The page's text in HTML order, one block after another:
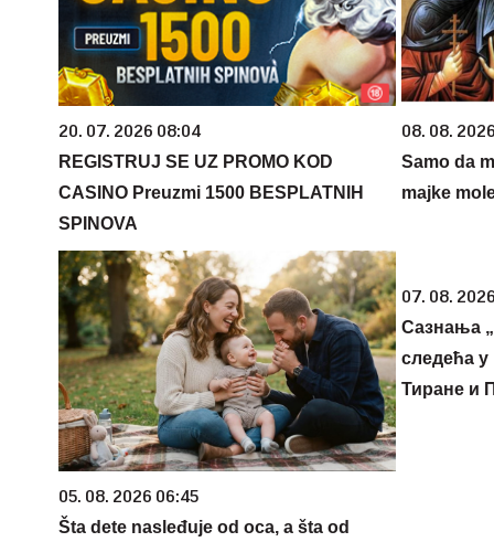
20. 07. 2026 08:04
REGISTRUJ SE UZ PROMO KOD
CASINO Preuzmi 1500 BESPLATNIH
SPINOVA
08. 08.
Samo da
majke
05. 08. 2026 06:45
Šta dete nasleđuje od oca, a šta od
07. 08.
Сазнања
следећа у
Тиране и